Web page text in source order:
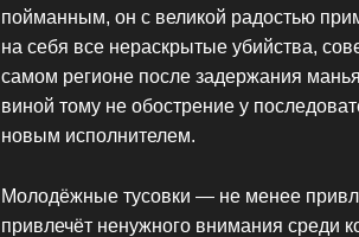
пойманным, он с великой радостью
на себя все нераскрытые убийства,
самом регионе после задержания
виной тому не обострение у
новым исполнителем.
Молодёжные тусовки — не менее
привлечёт ненужного внимания среди